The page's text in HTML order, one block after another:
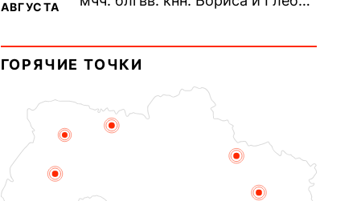
АВГУСТА
Дави́да (1015). Прп....
ГОРЯЧИЕ ТОЧКИ